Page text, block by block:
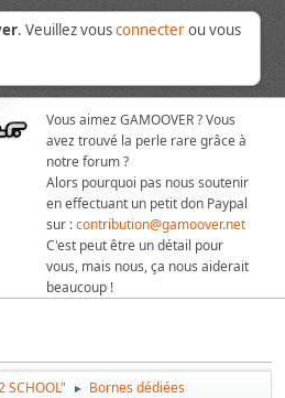
. Veuillez vousconnecterou vous
Vous aimez GAMOOVER ? Vous
avez trouvé la perle rare grâce à
notre forum ?
Alors pourquoi pas nous soutenir
en effectuant un petit don Paypal
sur :contribution@gamoover.net
C'est peut être un détail pour
vous, mais nous, ça nous aiderait
beaucoup !
SCHOOL" ► Bornes dédiées